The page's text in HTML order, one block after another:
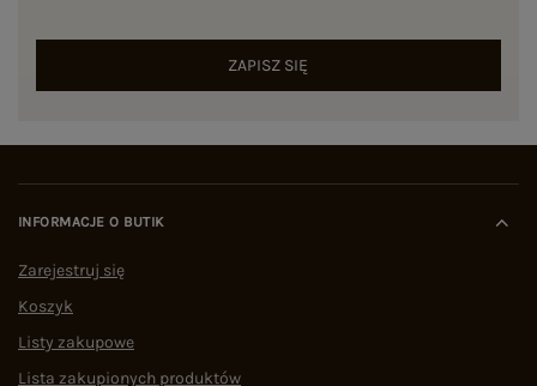
ZAPISZ SIĘ
INFORMACJE O BUTIK
Zarejestruj się
Koszyk
Listy zakupowe
Lista zakupionych produktów